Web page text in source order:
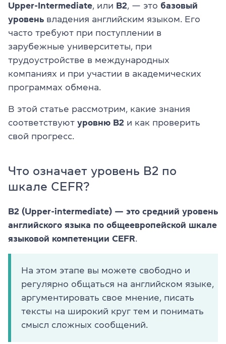
(098) 580 11 00
г. Киев, метро Золотые Ворота, ул. Ярославов Вал, 13/2-б,
Посмотреть на Google Maps
Upper-Intermediate , или B2 , — это базовый
уровень владения английским языком. Его
часто требуют при поступлении в
зарубежные университеты, при
трудоустройстве в международных
компаниях и при участии в академических
программах обмена.
В этой статье рассмотрим, какие знания
соответствуют уровню B2 и как проверить
свой прогресс.
Что означает уровень B2 по
шкале CEFR?
B2 (Upper-intermediate) — это средний уровень
английского языка по общеевропейской шкале
языковой компетенции CEFR
На этом этапе вы можете свободно и
регулярно общаться на английском языке,
аргументировать свое мнение, писать
тексты на широкий круг тем и понимать
смысл сложных сообщений.